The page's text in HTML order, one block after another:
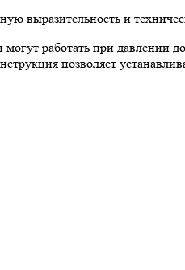
выразительность и
работать при давлении
позволяет